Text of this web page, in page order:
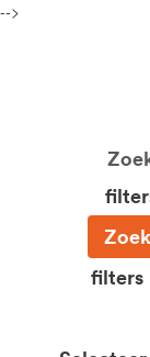
-->
filters